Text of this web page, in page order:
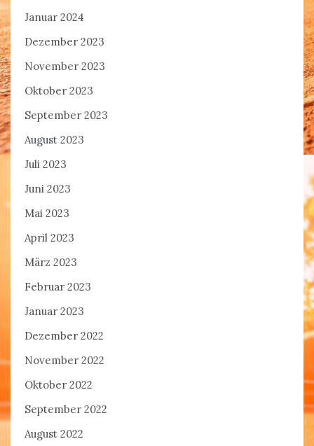
Januar 2024
Dezember 2023
November 2023
Oktober 2023
September 2023
August 2023
Juli 2023
Juni 2023
Mai 2023
April 2023
März 2023
Februar 2023
Januar 2023
Dezember 2022
November 2022
Oktober 2022
September 2022
August 2022